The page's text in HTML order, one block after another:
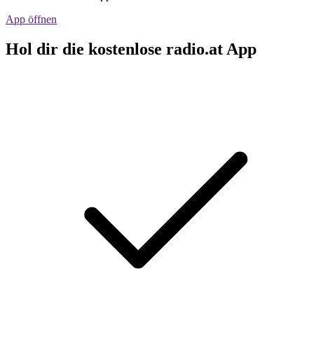
App öffnen
Hol dir die kostenlose radio.at App